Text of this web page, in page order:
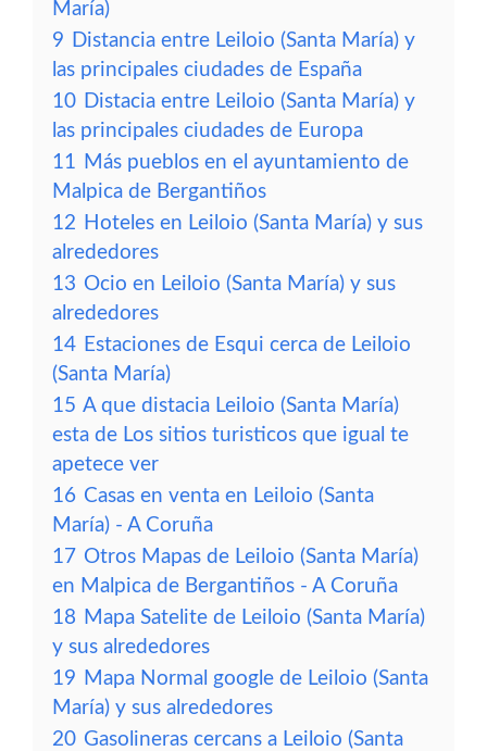
María)
9 Distancia entre Leiloio (Santa María) y
las principales ciudades de España
10 Distacia entre Leiloio (Santa María) y
las principales ciudades de Europa
11 Más pueblos en el ayuntamiento de
Malpica de Bergantiños
12 Hoteles en Leiloio (Santa María) y sus
alrededores
13 Ocio en Leiloio (Santa María) y sus
alrededores
14 Estaciones de Esqui cerca de Leiloio
(Santa María)
15 A que distacia Leiloio (Santa María)
esta de Los sitios turisticos que igual te
apetece ver
16 Casas en venta en Leiloio (Santa
María) - A Coruña
17 Otros Mapas de Leiloio (Santa María)
en Malpica de Bergantiños - A Coruña
18 Mapa Satelite de Leiloio (Santa María)
y sus alrededores
19 Mapa Normal google de Leiloio (Santa
María) y sus alrededores
20 Gasolineras cercans a Leiloio (Santa